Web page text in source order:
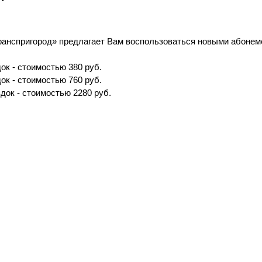
предлагает Вам воспользоваться новыми
- стоимостью 380 руб.
- стоимостью 760 руб.
- стоимостью 2280 руб.